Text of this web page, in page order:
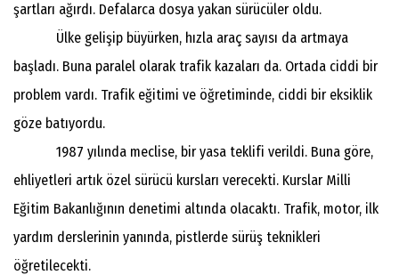
şartları ağırdı. Defalarca dosya yakan sürücüler oldu.
Ülke gelişip büyürken, hızla araç sayısı da artmaya
başladı. Buna paralel olarak trafik kazaları da. Ortada ciddi bir
problem vardı. Trafik eğitimi ve öğretiminde, ciddi bir eksiklik
göze batıyordu.
1987 yılında meclise, bir yasa teklifi verildi. Buna göre,
ehliyetleri artık özel sürücü kursları verecekti. Kurslar Milli
Eğitim Bakanlığının denetimi altında olacaktı. Trafik, motor, ilk
yardım derslerinin yanında, pistlerde sürüş teknikleri
öğretilecekti.